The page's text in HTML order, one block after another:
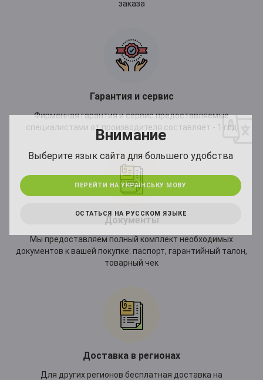
заказа
Гарантия и сервис
Фирменная гарантия и сервис предоставляемые
специалистами от производителя составляет - 1 год
Документы
Мы предоставляем полный комплект необходимых
документов к вашей покупке: паспорт, гарантийный талон,
товарный чек
Доставка в регионах
Для других регионов бесплатная доставка на
Внимание
Выберите язык сайта для большего удобства
ПЕРЕЙТИ НА УКРАЇНСЬКУ МОВУ
ОСТАТЬСЯ НА РУССКОМ ЯЗЫКЕ